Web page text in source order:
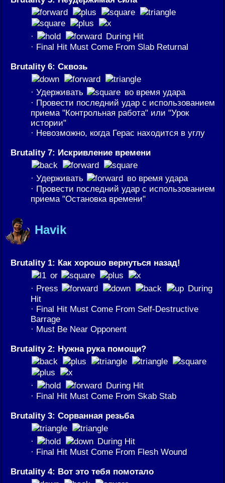
·
During Hit
· Final Hit Must Come From Slab Returnal
Brutality 6: Сквозь
· Удерживать
во время удара
· Провести последний удар с использованием
приема "Контрольная работа" или "Урок
истории"
· Невозможно, когда Герас находится в углу
Brutality 7: Искривление времени
· Удерживать
во время удара
· Провести последний удар с использованием
приема "Остановка времени"
Havik
Brutality 1: Как хорошо вернуться назад!
or
· Press
During
Hit
· Final Hit Must Come From Self-Destructive
Barrage
· Must Be Near Opponent
Brutality 2: Нужна рука помощи?
·
During Hit
· Final Hit Must Come From Skab Stab
Brutality 3: Сорванная резьба
·
During Hit
· Final Hit Must Come From Flesh Wound
Brutality 4: Вот это тебя помотало